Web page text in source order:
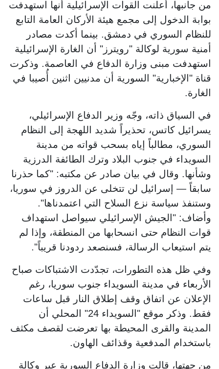
من جانبها، أعلنت القوات الإسرائيلية أنها استهدفت
بوابة الدخول إلى مجمع هيئة الأركان العامة التابع
للنظام السوري في دمشق. بينما أكدت مصادر
أمنية سورية لوكالة "رويترز" أن الغارة الإسرائيلية
استهدفت مبنى وزارة الدفاع في العاصمة. وذكرت
قناة "الإخبارية" السورية أن مدنيين اثنين أُصيبا في
الغارة.
في السياق ذاته، وجّه وزير الدفاع الإسرائيلي،
يسرائيل كاتس، تحذيراً شديد اللهجة إلى النظام
السوري، مطالباً إياه بسحب قواته من مدينة
السويداء في جنوب البلاد وترك الطائفة الدرزية
وشأنها. وقال في بيان صادر عن مكتبه: "كما حذرنا
سابقاً — إسرائيل لن تتخلى عن الدروز في سوريا،
وستنفذ سياسة نزع السلاح التي اعتمدناها".
وأضاف: "الجيش الإسرائيلي سيواصل استهداف
قوات النظام حتى انسحابها من المنطقة، وإذا لم
يتم استيعاب الرسالة، فسنصعد ردودنا قريباً".
وفي ظل هذه التطورات، تجدّدت الاشتباكات صباح
الأربعاء في مدينة السويداء جنوب سوريا، رغم
الإعلان عن اتفاق وقف إطلاق النار قبل ساعات
فقط. وذكر موقع "السويداء 24" المحلي أن
المدينة والقرى المحيطة بها تعرضت لقصف مكثف
باستخدام المدفعية وقذائف الهاون.
من جهتها، قالت وزارة الدفاع السورية عبر وكالة